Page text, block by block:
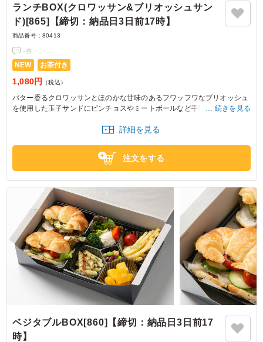
ランチBOX(クロワッサン&ブリオッシュサン
ド)[865]【締切：納品日3日前17時】
商品番号： 80413
-件
NEW お茶付き
1,080円 （税込）
バター香るクロワッサンとほのかな甘味のあるフワッフワなブリオッシュ
を使用した玉子サンドにピンチョスやミートボールなど手軽にお召し上が
続きを見る
詳細を見る
注文をする
ベジタブルBOX[860]【締切：納品日3日前17
時】